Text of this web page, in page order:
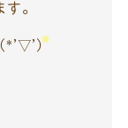
。
(*’▽’)